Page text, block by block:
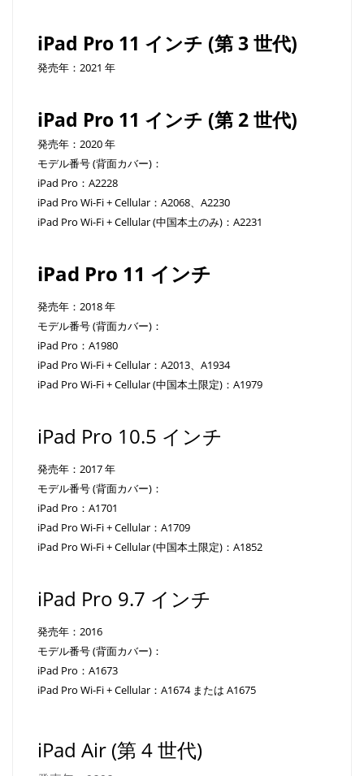
iPad Pro 11 インチ (第 3 世代)
発売年：2021 年
iPad Pro 11 インチ (第 2 世代)
発売年：2020 年
モデル番号 (背面カバー)：
iPad Pro：A2228
iPad Pro Wi-Fi + Cellular：A2068、A2230
iPad Pro Wi-Fi + Cellular (中国本土のみ)：A2231
iPad Pro 11 インチ
発売年：2018 年
モデル番号 (背面カバー)：
iPad Pro：A1980
iPad Pro Wi-Fi + Cellular：A2013、A1934
iPad Pro Wi-Fi + Cellular (中国本土限定)：A1979
iPad Pro 10.5 インチ
発売年：2017 年
モデル番号 (背面カバー)：
iPad Pro：A1701
iPad Pro Wi-Fi + Cellular：A1709
iPad Pro Wi-Fi + Cellular (中国本土限定)：A1852
iPad Pro 9.7 インチ
発売年：2016
モデル番号 (背面カバー)：
iPad Pro：A1673
iPad Pro Wi-Fi + Cellular：A1674 または A1675
iPad Air (第 4 世代)